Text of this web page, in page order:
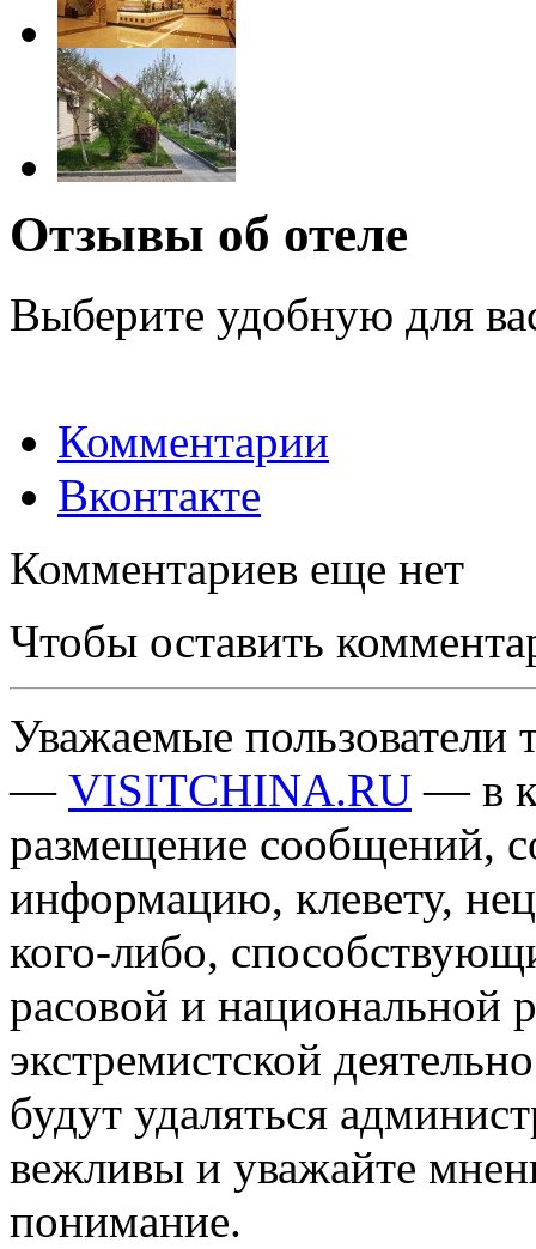
Отзывы об отеле
Выберите удобную для
Комментарии
Вконтакте
Комментариев еще нет
Чтобы оставить
Уважаемые пользователи
— VISITCHINA.RU — в
размещение сообщений,
информацию, клевету,
кого-либо,
расовой и национальной
экстремистской
будут удаляться
вежливы и уважайте
понимание.